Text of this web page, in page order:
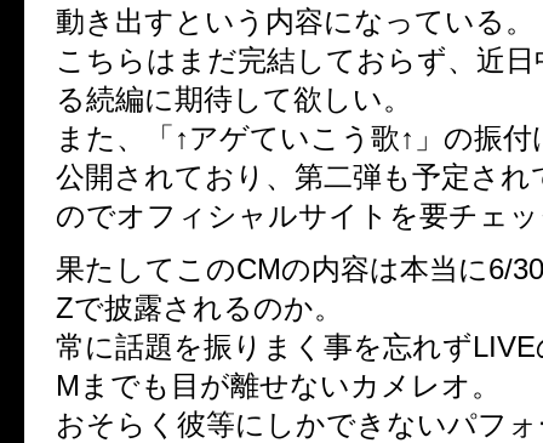
動き出すという内容になっている。
こちらはまだ完結しておらず、近
る続編に期待して欲しい。
また、「↑アゲていこう歌↑」の振
公開されており、第二弾も予定さ
のでオフィシャルサイトを要チェ
果たしてこのCMの内容は本当に6/
Zで披露されるのか。
常に話題を振りまく事を忘れず
Mまでも目が離せないカメレオ。
おそらく彼等にしかできないパフ